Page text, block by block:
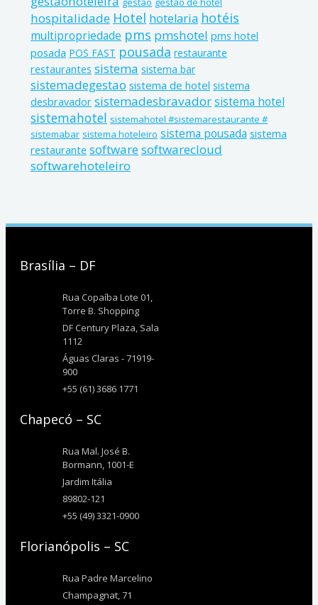
hospitalidade Hotel hotelaria hotéis
multipropriedade pms pmshotel pms hotel
posada POS FAST pousada restaurante
restaurantes sistema sistema bar
sistemadegestao sistema de hotel sistema
desbravador sistemadesbravadorsistema hotel
sistemahotel sistemahotel #sistemarestaurante #
sistemabar sistema hoteleiro sistema pousada sistema
restaurante softwaresoftwarecloud
softwarehoteleiro
Brasília – DF
Rua Copaíba Lote 01,
Torre B. Shopping
DF Century Plaza, Sala
1112
Águas Claras - 71919-
900
+55 (61) 3686 1771
Chapecó – SC
Rua Mal. José B.
Bormann, 1001-E
Jardim Itália
89802-121
+55 (49) 3321-0900
Florianópolis – SC
Rua Padre Marcelino
Champagnat, 71